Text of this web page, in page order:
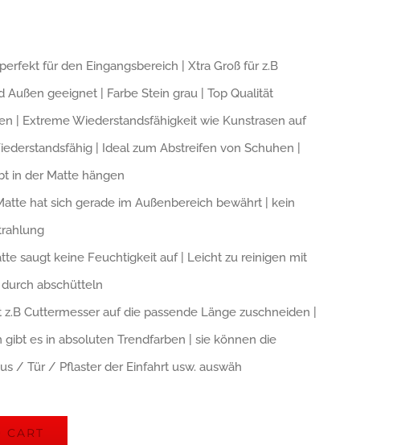
für den Eingangsbereich | Xtra Groß für z.B
Außen geeignet | Farbe Stein grau | Top Qualität
| Extreme Wiederstandsfähigkeit wie Kunstrasen auf
| Ideal zum Abstreifen von Schuhen |
in der Matte hängen
hat sich gerade im Außenbereich bewährt | kein
saugt keine Feuchtigkeit auf | Leicht zu reinigen mit
abschütteln
Cuttermesser auf die passende Länge zuschneiden |
gibt es in absoluten Trendfarben | sie können die
/ Tür / Pflaster der Einfahrt usw. auswäh
CART